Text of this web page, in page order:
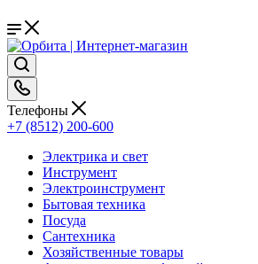
Телефоны
+7 (8512) 200-600
Электрика и свет
Инструмент
Электроинструмент
Бытовая техника
Посуда
Сантехника
Хозяйственные товары